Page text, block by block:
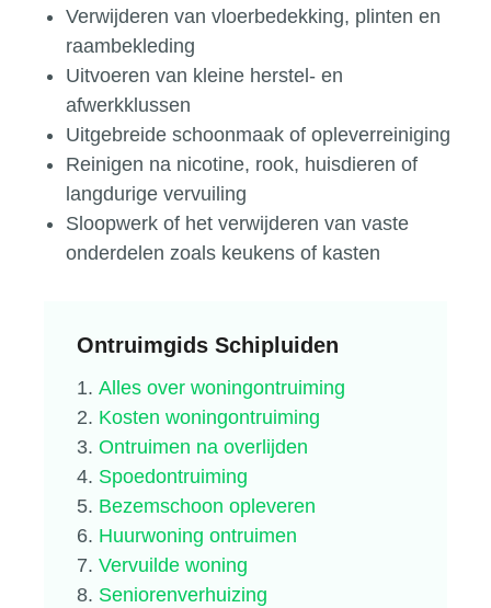
Verwijderen van vloerbedekking, plinten en
raambekleding
Uitvoeren van kleine herstel- en
afwerkklussen
Uitgebreide schoonmaak of opleverreiniging
Reinigen na nicotine, rook, huisdieren of
langdurige vervuiling
Sloopwerk of het verwijderen van vaste
onderdelen zoals keukens of kasten
Ontruimgids Schipluiden
Alles over woningontruiming
Kosten woningontruiming
Ontruimen na overlijden
Spoedontruiming
Bezemschoon opleveren
Huurwoning ontruimen
Vervuilde woning
Seniorenverhuizing